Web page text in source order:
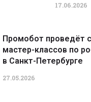
17.06.2026
Промобот проведёт
мастер-классов по
в Санкт-Петербурге
27.05.2026